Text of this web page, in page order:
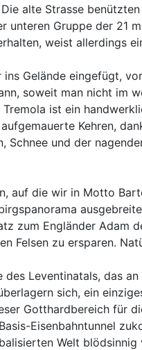
alte Strasse
unteren Gruppe der 21
weist allerdings
Gelände eingefügt,
soweit man nicht im
ist ein
Kehren,
und der
auf die wir in Motto
zum Engländer Adam
Felsen zu ersparen.
des Leventinatals, das
sich, ein
Gotthardbereich für
Eisenbahntunnel
Welt